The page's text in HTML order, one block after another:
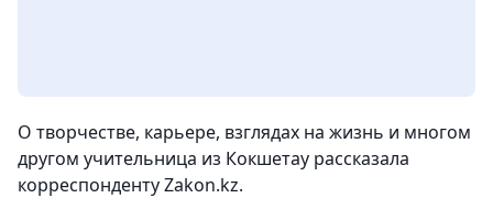
О творчестве, карьере, взглядах на жизнь и многом
другом учительница из Кокшетау рассказала
корреспонденту Zakon.kz.